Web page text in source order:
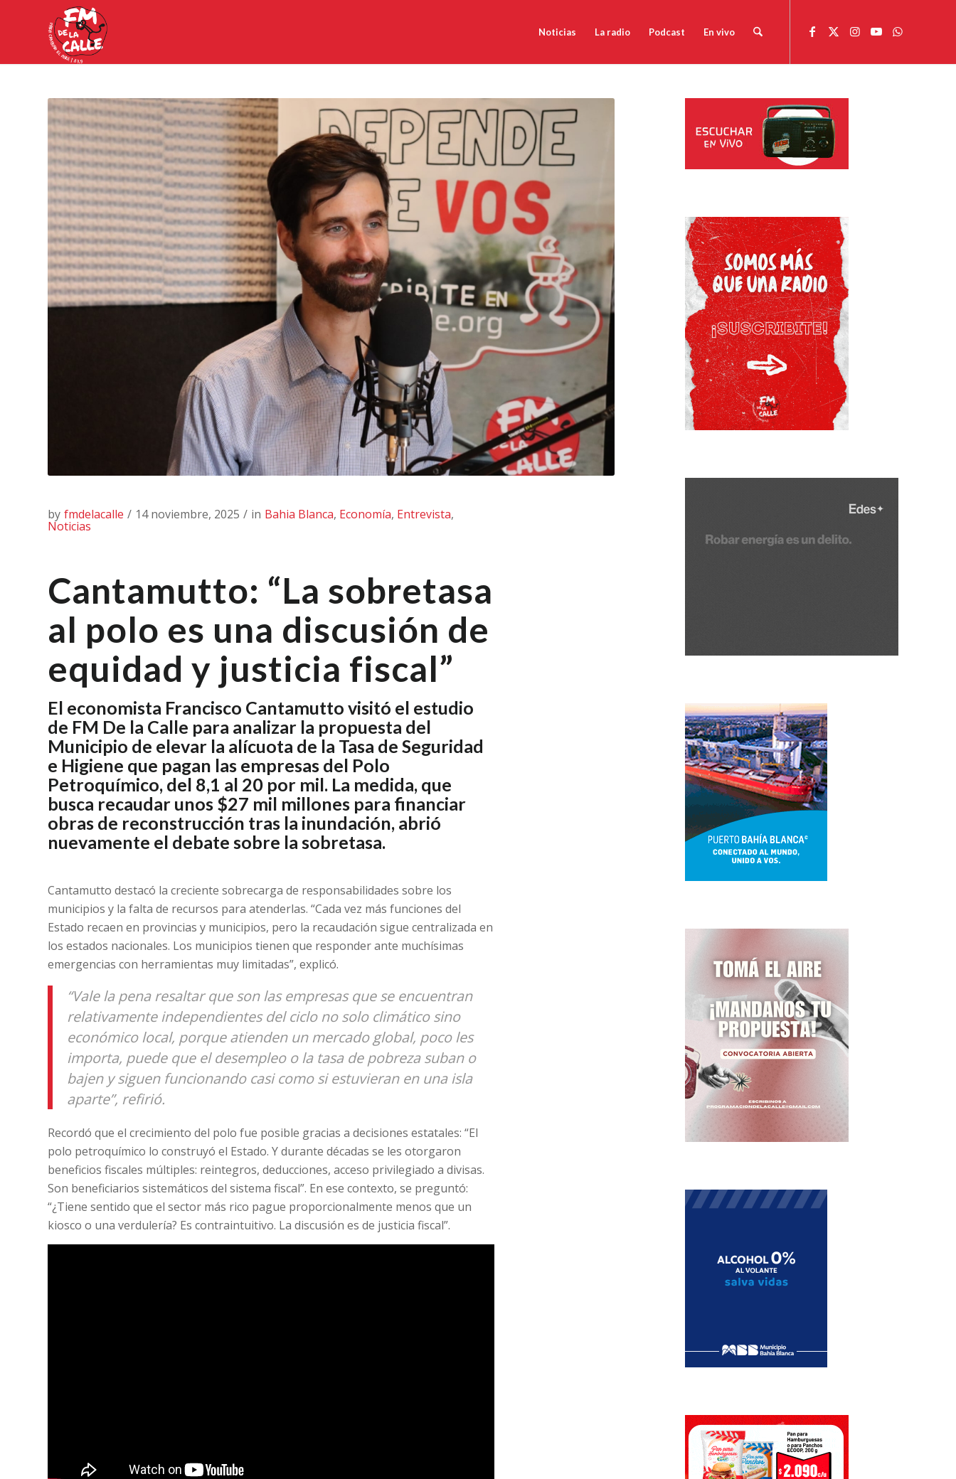
Noticias La radio Podcast En vivo
by fmdelacalle / 14 noviembre, 2025 / in Bahia Blanca, Economía, Entrevista,
Noticias
Cantamutto: “La sobretasa
al polo es una discusión de
equidad y justicia fiscal”
El economista Francisco Cantamutto visitó el estudio
de FM De la Calle para analizar la propuesta del
Municipio de elevar la alícuota de la Tasa de Seguridad
e Higiene que pagan las empresas del Polo
Petroquímico, del 8,1 al 20 por mil. La medida, que
busca recaudar unos $27 mil millones para financiar
obras de reconstrucción tras la inundación, abrió
nuevamente el debate sobre la sobretasa.
Cantamutto destacó la creciente sobrecarga de responsabilidades sobre los
municipios y la falta de recursos para atenderlas. “Cada vez más funciones del
Estado recaen en provincias y municipios, pero la recaudación sigue centralizada en
los estados nacionales. Los municipios tienen que responder ante muchísimas
emergencias con herramientas muy limitadas”, explicó.
“Vale la pena resaltar que son las empresas que se encuentran
relativamente independientes del ciclo no solo climático sino
económico local, porque atienden un mercado global, poco les
importa, puede que el desempleo o la tasa de pobreza suban o
bajen y siguen funcionando casi como si estuvieran en una isla
aparte”, refirió.
Recordó que el crecimiento del polo fue posible gracias a decisiones estatales: “El
polo petroquímico lo construyó el Estado. Y durante décadas se les otorgaron
beneficios fiscales múltiples: reintegros, deducciones, acceso privilegiado a divisas.
Son beneficiarios sistemáticos del sistema fiscal”. En ese contexto, se preguntó:
“¿Tiene sentido que el sector más rico pague proporcionalmente menos que un
kiosco o una verdulería? Es contraintuitivo. La discusión es de justicia fiscal”.